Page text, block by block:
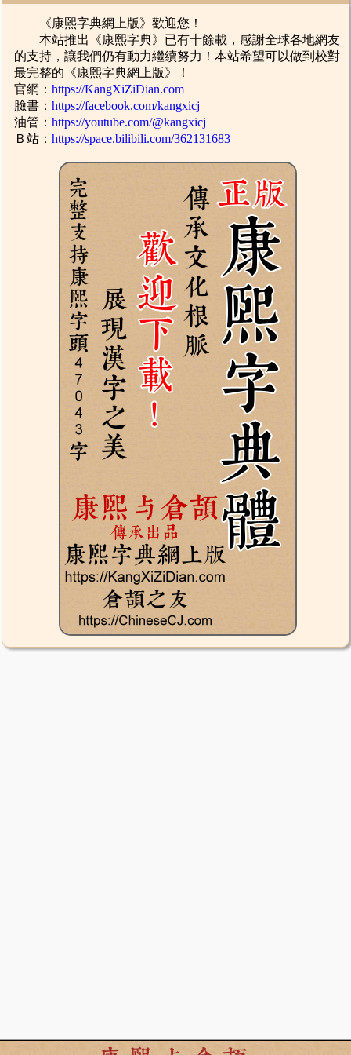
《康熙字典網上版》歡迎您！
本站推出《康熙字典》已有十餘載，感謝全球各地網友
的支持，讓我們仍有動力繼續努力！本站希望可以做到校對
最完整的《康熙字典網上版》！
官網：https://KangXiZiDian.com
臉書：https://facebook.com/kangxicj
油管：https://youtube.com/@kangxicj
Ｂ站：https://space.bilibili.com/362131683